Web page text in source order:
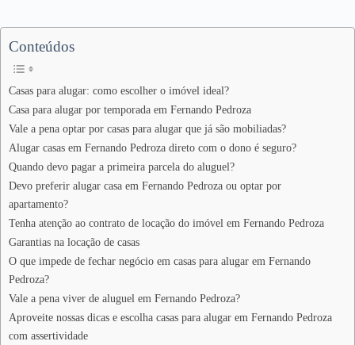
Conteúdos
Casas para alugar: como escolher o imóvel ideal?
Casa para alugar por temporada em Fernando Pedroza
Vale a pena optar por casas para alugar que já são mobiliadas?
Alugar casas em Fernando Pedroza direto com o dono é seguro?
Quando devo pagar a primeira parcela do aluguel?
Devo preferir alugar casa em Fernando Pedroza ou optar por
apartamento?
Tenha atenção ao contrato de locação do imóvel em Fernando Pedroza
Garantias na locação de casas
O que impede de fechar negócio em casas para alugar em Fernando
Pedroza?
Vale a pena viver de aluguel em Fernando Pedroza?
Aproveite nossas dicas e escolha casas para alugar em Fernando Pedroza
com assertividade